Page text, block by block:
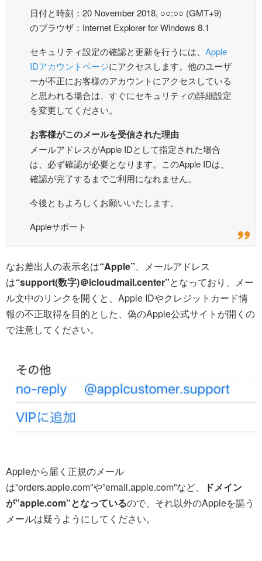
日付と時刻：20 November 2018, ○○:○○ (GMT+9)
のブラウザ：Internet Explorer for Windows 8.1
セキュリティ設定の確認と更新を行うには、 Apple
IDアカウントページにアクセスします。他のユーザ
ーが不正にお客様のアカウントにアクセスしている
と思われる場合は、すぐにセキュリティの詳細設定
を変更してください。
お客様がこのメールを受信された理由
メールアドレスがApple IDとして指定された場合
は、必ず確認が必要となります。このApple IDは、
確認が完了するまでご利用になれません。
今後ともよろしくお願いいたします。
Appleサポート
なお差出人の表示名は“Apple” 、メールアドレス
は“support(数字)＠icloudmail.center”となっており、メー
ル文中のリンクを開くと、Apple IDやクレジットカード情
報の不正取得を目的とした、偽のApple公式サイトが開くの
で注意してください。
Appleから届く正規のメール
は”orders.apple.com”や”email.apple.com”など、
ドメイン
が”apple.com”となっているので、それ以外のAppleを謳う
メールは疑うようにしてください。